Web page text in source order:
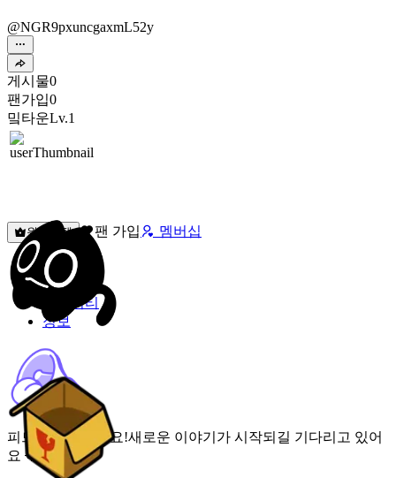
@NGR9pxuncgaxmL52y
게시물0
팬가입0
밐타운Lv.1
원픽선택 팬 가입 멤버십
밐타운
피드
커뮤니티
정보
피드가 비어있어요!새로운 이야기가 시작되길 기다리고 있어
요 🌟